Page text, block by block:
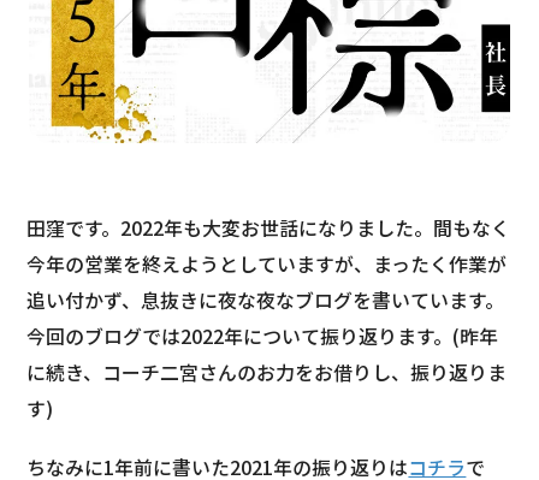
田窪です。2022年も大変お世話になりました。間もなく
今年の営業を終えようとしていますが、まったく作業が
追い付かず、息抜きに夜な夜なブログを書いています。
今回のブログでは2022年について振り返ります。(昨年
に続き、コーチ二宮さんのお力をお借りし、振り返りま
す)
ちなみに1年前に書いた2021年の振り返りはコチラで